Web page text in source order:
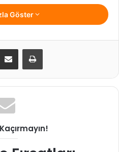
hiçbir yeri
gün farklı bir yemek
Neden daha
azı ile yetinmek zorunda
dışarıdan
ağır temponun olağan
bu harikalık amacı,
yol açabilir.
Göster
E-Posta ile paylaş Yazdır